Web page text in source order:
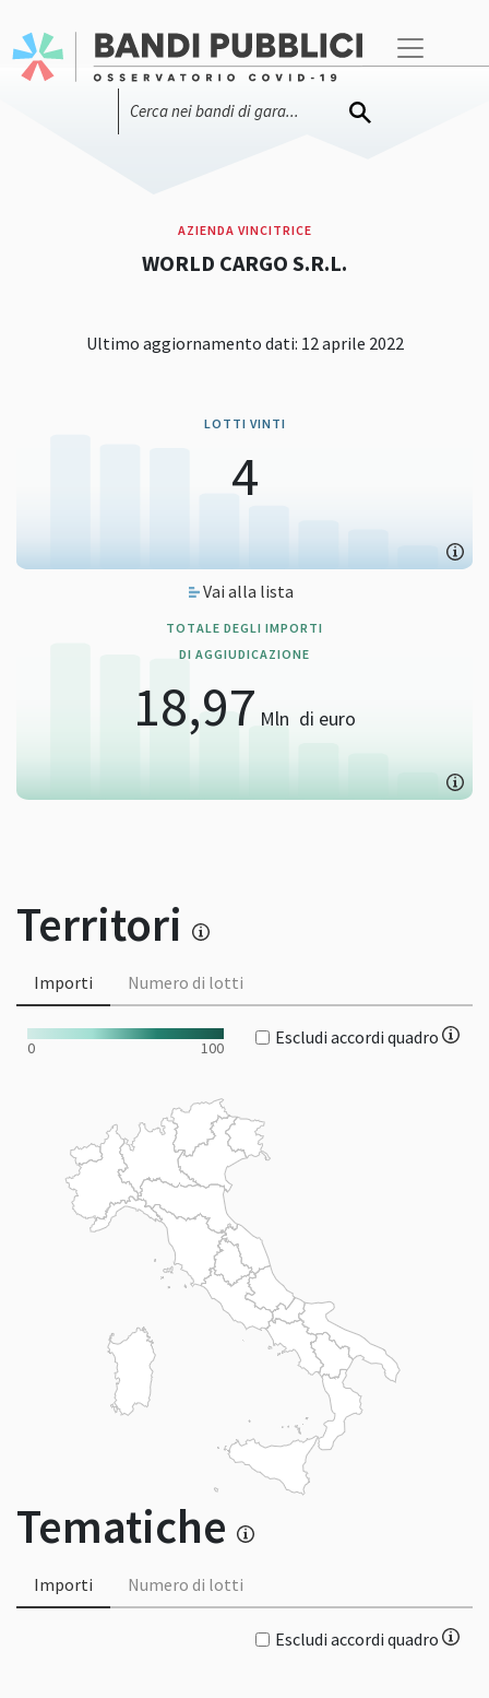
AZIENDA VINCITRICE
WORLD CARGO S.R.L.
Ultimo aggiornamento dati: 12 aprile 2022
LOTTI VINTI
4
Vai alla lista
TOTALE DEGLI IMPORTI
DI AGGIUDICAZIONE
18,97 Mln di euro
Territori
Importi Numero di lotti
0 100 Escludi accordi quadro
Tematiche
Importi Numero di lotti
Escludi accordi quadro